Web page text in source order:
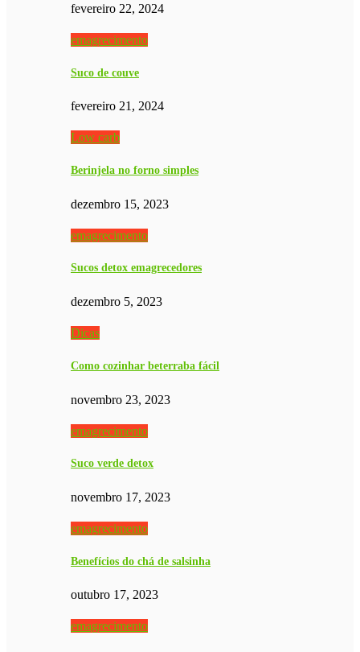
fevereiro 22, 2024
emagrecimento
Suco de couve
fevereiro 21, 2024
Low carb
Berinjela no forno simples
dezembro 15, 2023
emagrecimento
Sucos detox emagrecedores
dezembro 5, 2023
Dicas
Como cozinhar beterraba fácil
novembro 23, 2023
emagrecimento
Suco verde detox
novembro 17, 2023
emagrecimento
Benefícios do chá de salsinha
outubro 17, 2023
emagrecimento